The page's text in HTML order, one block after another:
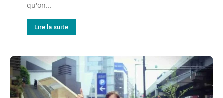
qu'on...
Lire la suite